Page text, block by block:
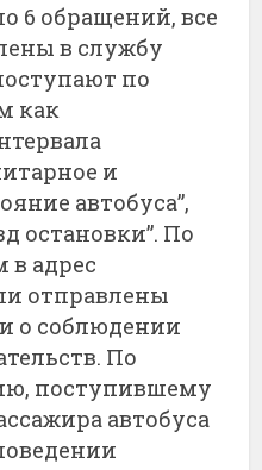
6 обращений, все
в службу
по
как
и
автобуса”,
остановки”. По
адрес
отправлены
о соблюдении
По
поступившему
автобуса